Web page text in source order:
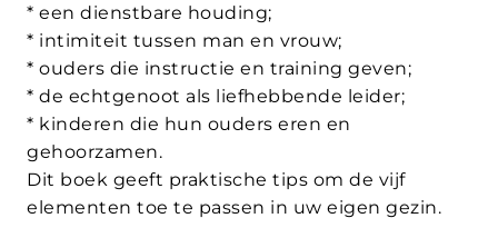
* een dienstbare houding;
* intimiteit tussen man en vrouw;
* ouders die instructie en training geven;
* de echtgenoot als liefhebbende leider;
* kinderen die hun ouders eren en
gehoorzamen.
Dit boek geeft praktische tips om de vijf
elementen toe te passen in uw eigen gezin.